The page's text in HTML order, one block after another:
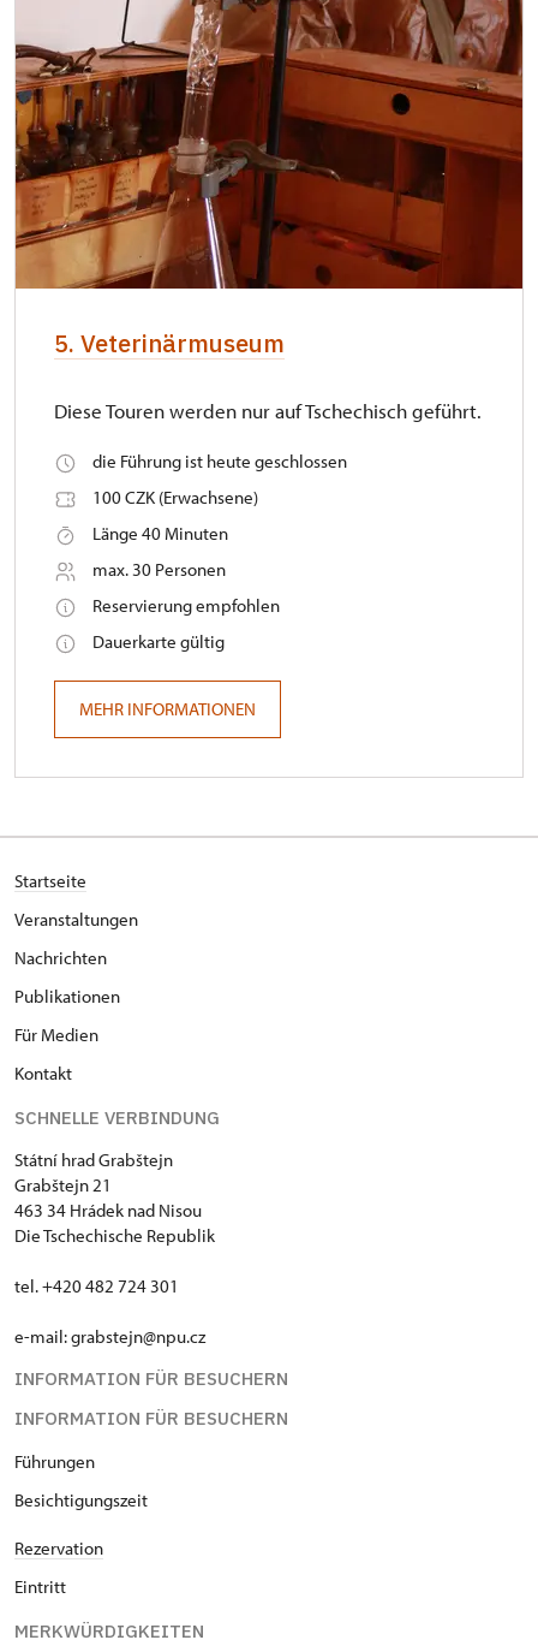
5. Veterinärmuseum
Diese Touren werden nur auf Tschechisch geführt.
die Führung ist heute geschlossen
100 CZK (Erwachsene)
Länge 40 Minuten
max. 30 Personen
Reservierung empfohlen
Dauerkarte gültig
MEHR INFORMATIONEN
Startseite
Veranstaltungen
Nachrichten
Publikationen
Für Medien
Kontakt
SCHNELLE VERBINDUNG
Státní hrad Grabštejn
Grabštejn 21
463 34 Hrádek nad Nisou
Die Tschechische Republik
tel. +420 482 724 301
e-mail: grabstejn@npu.cz
INFORMATION FÜR BESUCHERN
INFORMATION FÜR BESUCHERN
Führungen
Besichtigungszeit
Rezervation
Eintritt
MERKWÜRDIGKEITEN